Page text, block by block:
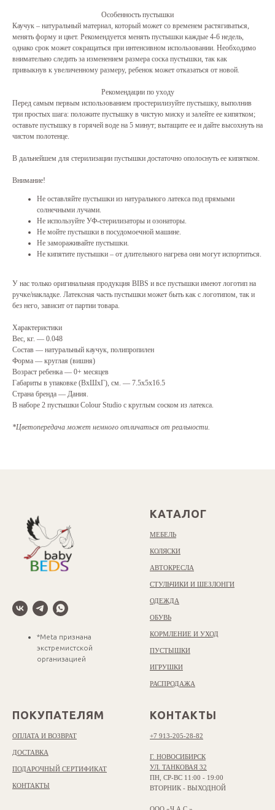
Особенность пустышки
Каучук – натуральный материал, который может со временем растягиваться,
менять форму и цвет. Рекомендуется менять пустышки каждые 4-6 недель,
однако срок может сокращаться при интенсивном использовании. Необходимо
внимательно следить за изменением размера соска пустышки, так как
привыкнув к увеличенному размеру, ребенок может отказаться от новой.
Рекомендации по уходу
Перед самым первым использованием простерилизуйте пустышку, выполнив
три простых шага: положите пустышку в чистую миску и залейте ее кипятком;
оставьте пустышку в горячей воде на 5 минут; вытащите ее и дайте высохнуть на
чистом полотенце.
В дальнейшем для стерилизации пустышки достаточно ополоснуть ее кипятком.
Внимание!
Не оставляйте пустышки из натурального латекса под прямыми
солнечными лучами.
Не используйте УФ-стерилизаторы и озонаторы.
Не мойте пустышки в посудомоечной машине.
Не замораживайте пустышки.
Не кипятите пустышки – от длительного нагрева они могут испортиться.
У нас только оригинальная продукция BIBS и все пустышки имеют логотип на
ручке/накладке. Латексная часть пустышки может быть как с логотипом, так и
без него, зависит от партии товара.
Характеристики
Вес, кг. — 0.048
Состав — натуральный каучук, полипропилен
Форма — круглая (вишня)
Возраст ребенка — 0+ месяцев
Габариты в упаковке (ВхШхГ), см. — 7.5х5x16.5
Страна бренда — Дания.
В наборе 2 пустышки Colour Studio c круглым соском из латекса.
*Цветопередача может немного отличаться от реальности.
*Meta признана
экстремистской
организацией
КАТАЛОГ
МЕБЕЛЬ
КОЛЯСКИ
АВТОКРЕСЛА
СТУЛЬЧИКИ И ШЕЗЛОНГИ
ОДЕЖДА
ОБУВЬ
КОРМЛЕНИЕ И УХОД
ПУСТЫШКИ
ИГРУШКИ
РАСПРОДАЖА
ПОКУПАТЕЛЯМ
ОПЛАТА И ВОЗВРАТ
ДОСТАВКА
ПОДАРОЧНЫЙ СЕРТИФИКАТ
КОНТАКТЫ
КОНТАКТЫ
+7 913-205-28-82
Г. НОВОСИБИРСК
УЛ. ТАНКОВАЯ 32
ПН, СР-ВС 11:00 - 19:00
ВТОРНИК - ВЫХОДНОЙ